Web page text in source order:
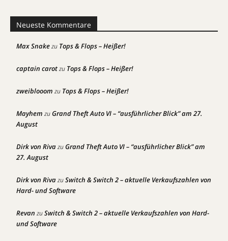
Neueste Kommentare
Max Snakezu Tops & Flops – Heißer!
captain carotzu Tops & Flops – Heißer!
zweiblooom zu Tops & Flops – Heißer!
Mayhem zuGrand Theft Auto VI – “ausführlicher Blick” am 27.
August
Dirk von RivazuGrand Theft Auto VI – “ausführlicher Blick” am
27. August
Dirk von RivazuSwitch & Switch 2 – aktuelle Verkaufszahlen von
Hard- und Software
Revan zuSwitch & Switch 2 – aktuelle Verkaufszahlen von Hard-
und Software